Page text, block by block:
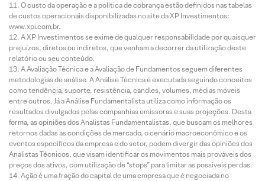
O custo da operação e a política de cobrança estão definidos nas tabelas
de custos operacionais disponibilizadas no site da XP Investimentos:
www.xpi.com.br.
A XP Investimentos se exime de qualquer responsabilidade por quaisquer
prejuízos, diretos ou indiretos, que venham a decorrer da utilização deste
relatório ou seu conteúdo.
A Avaliação Técnica e a Avaliação de Fundamentos seguem diferentes
metodologias de análise. A Análise Técnica é executada seguindo conceitos
como tendência, suporte, resistência, candles, volumes, médias móveis
entre outros. Já a Análise Fundamentalista utiliza como informação os
resultados divulgados pelas companhias emissoras e suas projeções. Desta
forma, as opiniões dos Analistas Fundamentalistas, que buscam os melhores
retornos dadas as condições de mercado, o cenário macroeconômico e os
eventos específicos da empresa e do setor, podem divergir das opiniões dos
Analistas Técnicos, que visam identificar os movimentos mais prováveis dos
preços dos ativos, com utilização de “stops” para limitar as possíveis perdas.
Ação é uma fração do capital de uma empresa que é negociada no